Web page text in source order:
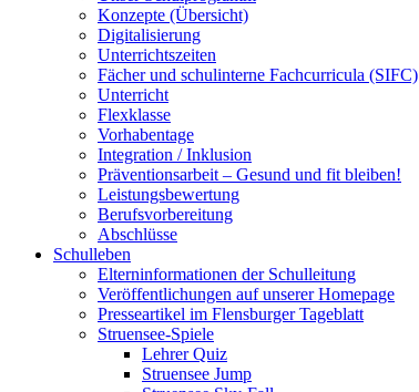
Konzepte (Übersicht)
Digitalisierung
Unterrichtszeiten
Fächer und schulinterne Fachcurricula (SIFC)
Unterricht
Flexklasse
Vorhabentage
Integration / Inklusion
Präventionsarbeit – Gesund und fit bleiben!
Leistungsbewertung
Berufsvorbereitung
Abschlüsse
Schulleben
Elterninformationen der Schulleitung
Veröffentlichungen auf unserer Homepage
Presseartikel im Flensburger Tageblatt
Struensee-Spiele
Lehrer Quiz
Struensee Jump